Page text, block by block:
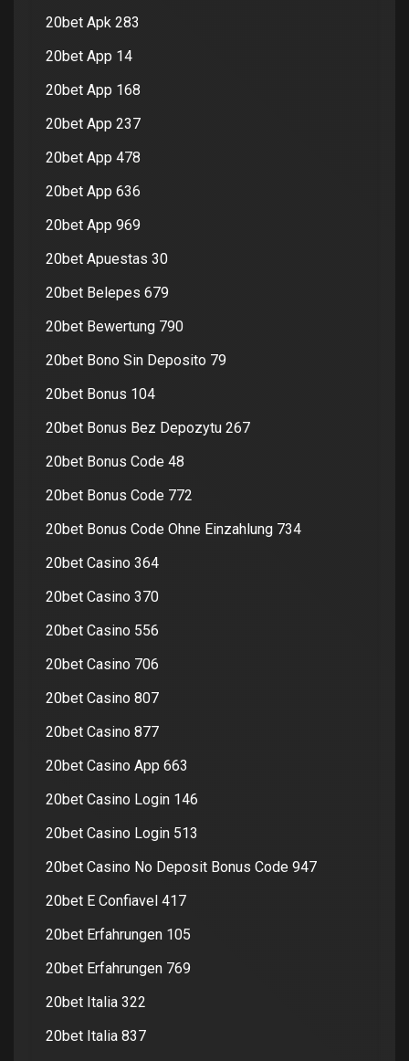
20bet Apk 283
20bet App 14
20bet App 168
20bet App 237
20bet App 478
20bet App 636
20bet App 969
20bet Apuestas 30
20bet Belepes 679
20bet Bewertung 790
20bet Bono Sin Deposito 79
20bet Bonus 104
20bet Bonus Bez Depozytu 267
20bet Bonus Code 48
20bet Bonus Code 772
20bet Bonus Code Ohne Einzahlung 734
20bet Casino 364
20bet Casino 370
20bet Casino 556
20bet Casino 706
20bet Casino 807
20bet Casino 877
20bet Casino App 663
20bet Casino Login 146
20bet Casino Login 513
20bet Casino No Deposit Bonus Code 947
20bet E Confiavel 417
20bet Erfahrungen 105
20bet Erfahrungen 769
20bet Italia 322
20bet Italia 837